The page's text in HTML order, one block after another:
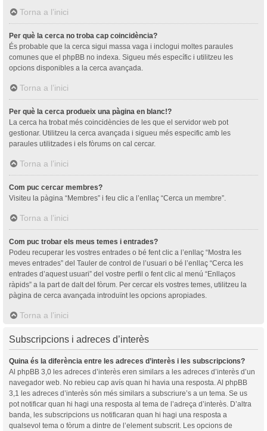
Torna a l’inici
Per què la cerca no troba cap coincidència?
És probable que la cerca sigui massa vaga i inclogui moltes paraules
comunes que el phpBB no indexa. Sigueu més específic i utilitzeu les
opcions disponibles a la cerca avançada.
Torna a l’inici
Per què la cerca produeix una pàgina en blanc!?
La cerca ha trobat més coincidències de les que el servidor web pot
gestionar. Utilitzeu la cerca avançada i sigueu més especific amb les
paraules utilitzades i els fòrums on cal cercar.
Torna a l’inici
Com puc cercar membres?
Visiteu la pàgina “Membres” i feu clic a l’enllaç “Cerca un membre”.
Torna a l’inici
Com puc trobar els meus temes i entrades?
Podeu recuperar les vostres entrades o bé fent clic a l’enllaç “Mostra les
meves entrades” del Tauler de control de l’usuari o bé l’enllaç “Cerca les
entrades d’aquest usuari” del vostre perfil o fent clic al menú “Enllaços
ràpids” a la part de dalt del fòrum. Per cercar els vostres temes, utilitzeu la
pàgina de cerca avançada introduïnt les opcions apropiades.
Torna a l’inici
Subscripcions i adreces d’interès
Quina és la diferència entre les adreces d’interès i les subscripcions?
Al phpBB 3,0 les adreces d’interès eren similars a les adreces d’interès d’un
navegador web. No rebieu cap avís quan hi havia una resposta. Al phpBB
3,1 les adreces d’interès són més similars a subscriure’s a un tema. Se us
pot notificar quan hi hagi una resposta al tema de l’adreça d’interès. D’altra
banda, les subscripcions us notificaran quan hi hagi una resposta a
qualsevol tema o fòrum a dintre de l’element subscrit. Les opcions de